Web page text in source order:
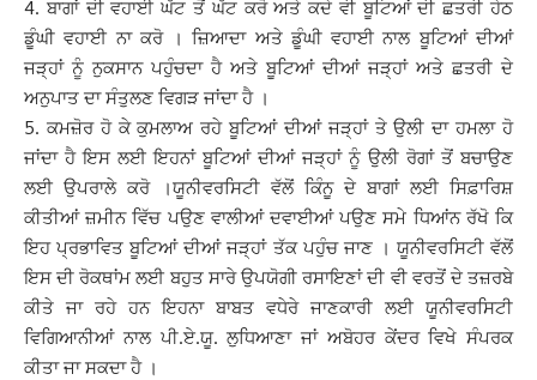
4. ਬਾਗਾਂ ਦੀ ਵਹਾਈ ਘੱਟ ਤੋਂ ਘੱਟ ਕਰੋ ਅਤੇ ਕਦੇ ਵੀ ਬੂਟਿਆਂ ਦੀ ਛਤਰੀ ਹੇਠ
ਡੂੰਘੀ ਵਹਾਈ ਨਾ ਕਰੋ । ਜ਼ਿਆਦਾ ਅਤੇ ਡੂੰਘੀ ਵਹਾਈ ਨਾਲ ਬੂਟਿਆਂ ਦੀਆਂ
ਜੜ੍ਹਾਂ ਨੂੰ ਨੁਕਸਾਨ ਪਹੁੰਚਦਾ ਹੈ ਅਤੇ ਬੂਟਿਆਂ ਦੀਆਂ ਜੜ੍ਹਾਂ ਅਤੇ ਛਤਰੀ ਦੇ
ਅਨੁਪਾਤ ਦਾ ਸੰਤੁਲਣ ਵਿਗੜ ਜਾਂਦਾ ਹੈ ।
5. ਕਮਜ਼ੋਰ ਹੋ ਕੇ ਕੁਮਲਾਅ ਰਹੇ ਬੂਟਿਆਂ ਦੀਆਂ ਜੜ੍ਹਾਂ ਤੇ ਉਲੀ ਦਾ ਹਮਲਾ ਹੋ
ਜਾਂਦਾ ਹੈ ਇਸ ਲਈ ਇਹਨਾਂ ਬੂਟਿਆਂ ਦੀਆਂ ਜੜ੍ਹਾਂ ਨੂੰ ਉਲੀ ਰੋਗਾਂ ਤੋਂ ਬਚਾਉਣ
ਲਈ ਉਪਰਾਲੇ ਕਰੋ ।ਯੂਨੀਵਰਸਿਟੀ ਵੱਲੋਂ ਕਿੰਨੂ ਦੇ ਬਾਗਾਂ ਲਈ ਸਿਫ਼ਾਰਿਸ਼
ਕੀਤੀਆਂ ਜ਼ਮੀਨ ਵਿੱਚ ਪਉਣ ਵਾਲੀਆਂ ਦਵਾਈਆਂ ਪਉਣ ਸਮੇ ਧਿਆਂਨ ਰੱਖੋ ਕਿ
ਇਹ ਪ੍ਰਭਾਵਿਤ ਬੂਟਿਆਂ ਦੀਆਂ ਜੜ੍ਹਾਂ ਤੱਕ ਪਹੁੰਚ ਜਾਣ । ਯੂਨੀਵਰਸਿਟੀ ਵੱਲੋਂ
ਇਸ ਦੀ ਰੋਕਥਾਂਮ ਲਈ ਬਹੁਤ ਸਾਰੇ ਉਪਯੋਗੀ ਰਸਾਇਣਾਂ ਦੀ ਵੀ ਵਰਤੋਂ ਦੇ ਤਜ਼ਰਬੇ
ਕੀਤੇ ਜਾ ਰਹੇ ਹਨ ਇਹਨਾ ਬਾਬਤ ਵਧੇਰੇ ਜਾਣਕਾਰੀ ਲਈ ਯੂਨੀਵਰਸਿਟੀ
ਵਿਗਿਆਨੀਆਂ ਨਾਲ ਪੀ.ਏ.ਯੂ. ਲੁਧਿਆਣਾ ਜਾਂ ਅਬੋਹਰ ਕੇਂਦਰ ਵਿਖੇ ਸੰਪਰਕ
ਕੀਤਾ ਜਾ ਸਕਦਾ ਹੈ ।